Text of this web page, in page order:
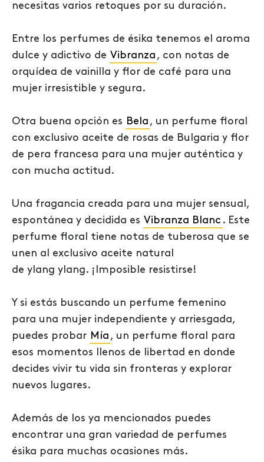
necesitas varios retoques por su duración.
Entre los perfumes de ésika tenemos el aroma
dulce y adictivo de Vibranza , con notas de
orquídea de vainilla y flor de café para una
mujer irresistible y segura.
Otra buena opción es Bela , un perfume floral
con exclusivo aceite de rosas de Bulgaria y flor
de pera francesa para una mujer auténtica y
con mucha actitud.
Una fragancia creada para una mujer sensual,
espontánea y decidida es Vibranza Blanc . Este
perfume floral tiene notas de tuberosa que se
unen al exclusivo aceite natural
de ylang ylang. ¡Imposible resistirse!
Y si estás buscando un perfume femenino
para una mujer independiente y arriesgada,
puedes probar Mía , un perfume floral para
esos momentos llenos de libertad en donde
decides vivir tu vida sin fronteras y explorar
nuevos lugares.
Además de los ya mencionados puedes
encontrar una gran variedad de perfumes
ésika para muchas ocasiones más.